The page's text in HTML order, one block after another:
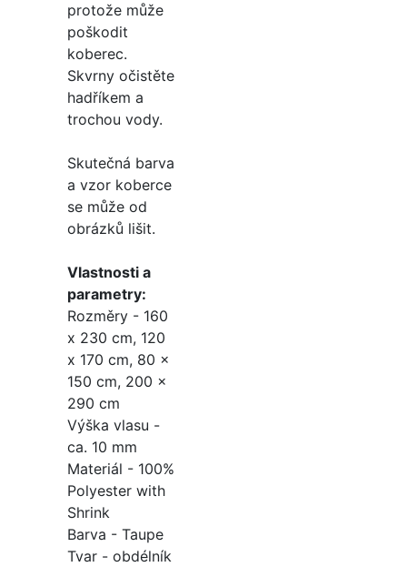
protože může
poškodit
koberec.
Skvrny očistěte
hadříkem a
trochou vody.
Skutečná barva
a vzor koberce
se může od
obrázků lišit.
Vlastnosti a
parametry:
Rozměry - 160
x 230 cm, 120
x 170 cm, 80 x
150 cm, 200 x
290 cm
Výška vlasu -
ca. 10 mm
Materiál - 100%
Polyester with
Shrink
Barva - Taupe
Tvar - obdélník